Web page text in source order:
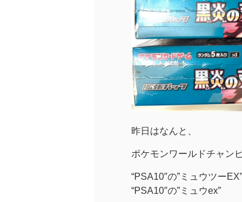
昨日はなんと、
ポケモンワールドチャン
“PSA10″の”ミュウツーEX”
“PSA10″の”ミュウex”